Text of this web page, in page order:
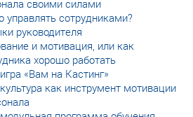
своими силами
управлять сотрудниками?
руководителя
и мотивация, или как
хорошо работать
«Вам на Кастинг»
как инструмент мотивации